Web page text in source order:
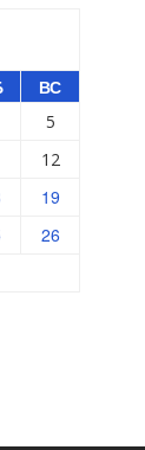
ВС
5
12
19
26